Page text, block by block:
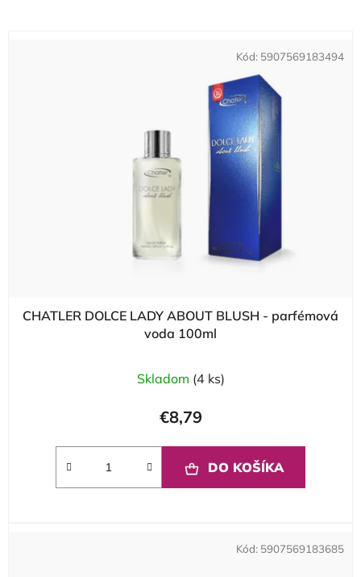
CHATLER DOLCE LADY ABOUT BLUSH - parfémová
voda 100ml
Skladom (4 ks)
€8,79
DO KOŠÍKA
Kód: 5907569183494
Kód: 5907569183685